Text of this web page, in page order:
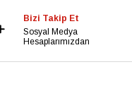
Bizi Takip Et
Sosyal Medya
Hesaplarımızdan